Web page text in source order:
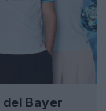
Bayer